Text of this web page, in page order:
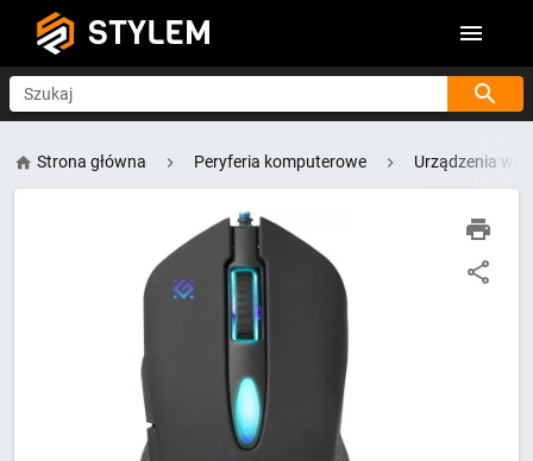
STYLEM
Szukaj
Strona główna Peryferia komputerowe Urządzenia